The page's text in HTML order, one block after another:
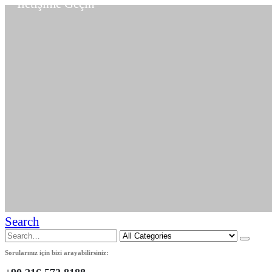
Search
Sorularınız için bizi arayabilirsiniz:
İletişime Geçin